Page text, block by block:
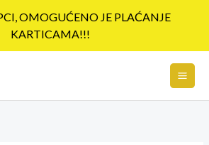
OMOGUĆENO JE PLAĆANJE
KARTICAMA!!!